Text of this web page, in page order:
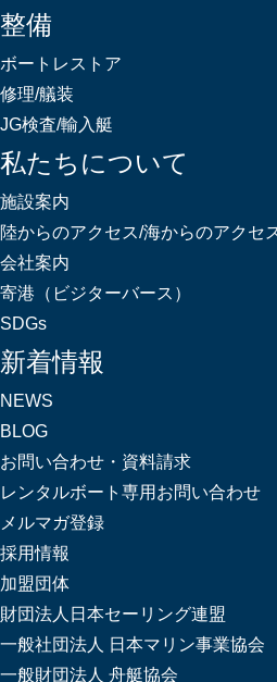
整備
ボートレストア
修理/艤装
JG検査/輸入艇
私たちについて
施設案内
陸からのアクセス/海からのアクセ
会社案内
寄港（ビジターバース）
SDGs
新着情報
NEWS
BLOG
お問い合わせ・資料請求
レンタルボート専用お問い合わせ
メルマガ登録
採用情報
加盟団体
財団法人日本セーリング連盟
一般社団法人 日本マリン事業協会
一般財団法人 舟艇協会